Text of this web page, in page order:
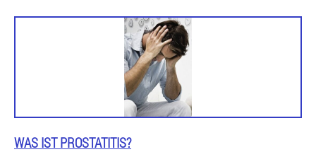
WAS IST PROSTATITIS?